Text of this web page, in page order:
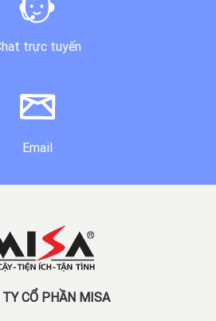
trực tuyến
Email
TY CỔ PHẦN MISA